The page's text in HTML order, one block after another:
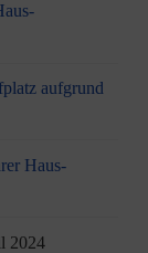
aufgrund
Haus-
2024